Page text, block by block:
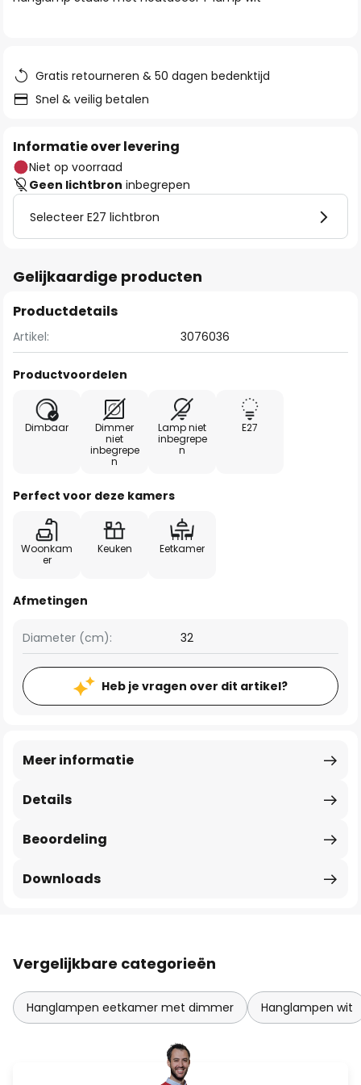
Gratis retourneren & 50 dagen bedenktijd
Snel & veilig betalen
Informatie over levering
Niet op voorraad
Geen lichtbron inbegrepen
Selecteer E27 lichtbron
Gelijkaardige producten
Productdetails
Artikel: 3076036
Productvoordelen
Dimbaar
Dimmer
niet
inbegrepe
n
Lamp niet
inbegrepe
n
E27
Perfect voor deze kamers
Woonkam
er
Keuken Eetkamer
Afmetingen
Diameter (cm): 32
Heb je vragen over dit artikel?
Details
Meer informatie
Beoordeling
Downloads
Vergelijkbare categorieën
Hanglampen eetkamer met dimmer Hanglampen wit